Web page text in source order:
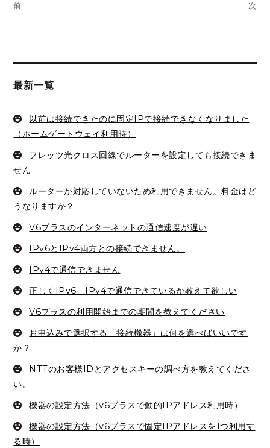
ビ
ゲ
シ
ョ
ン
前 次
最新一覧
以前は接続できたのに固定IPで接続できなくなりました
（ホームゲートウェイ利用時）
フレッツ光クロス回線でルーターを設定しても接続できま
せん
ルーターが対応していないため利用できません。料金はど
うなりますか？
V6プラスのインターネットの通信速度が遅い
IPv6とIPv4両方との接続できません。
IPv4で通信できません
正しくIPv6、IPv4で通信できているか教えて欲しい
V6プラスの利用開始までの期間を教えてください
お申込みで選択する「接続機器」は何を選べばいいです
か？
NTTのお客様IDとアクセスキーの調べ方を教えてくださ
い。
機器の設定方法（v6プラスで動的IPアドレス利用時）
機器の設定方法（v6プラスで固定IPアドレスを1つ利用す
る時）